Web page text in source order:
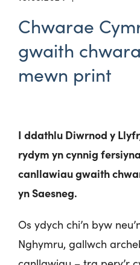
Chwarae
gwaith
mewn print
I ddathlu Diwrnod y
rydym yn cynnig
canllawiau gwaith
yn Saesneg.
Os ydych chi’n byw
Nghymru, gallwch